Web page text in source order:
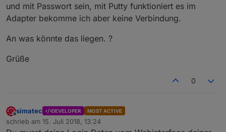
und mit Passwort sein, mit Putty funktioniert es im
Adapter bekomme ich aber keine Verbindung.
An was könnte das liegen. ?
Grüße
0
Offline
simatec DEVELOPER MOST ACTIVE
schrieb am 15. Juli 2018, 13:24
zuletzt editiert von